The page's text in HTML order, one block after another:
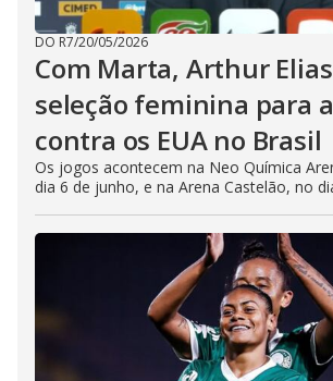
DO R7/20/05/2026
Com Marta, Arthur
seleção feminina para
contra os EUA no Brasil
Os jogos acontecem na Neo Química
dia 6 de junho, e na Arena Castelão, no